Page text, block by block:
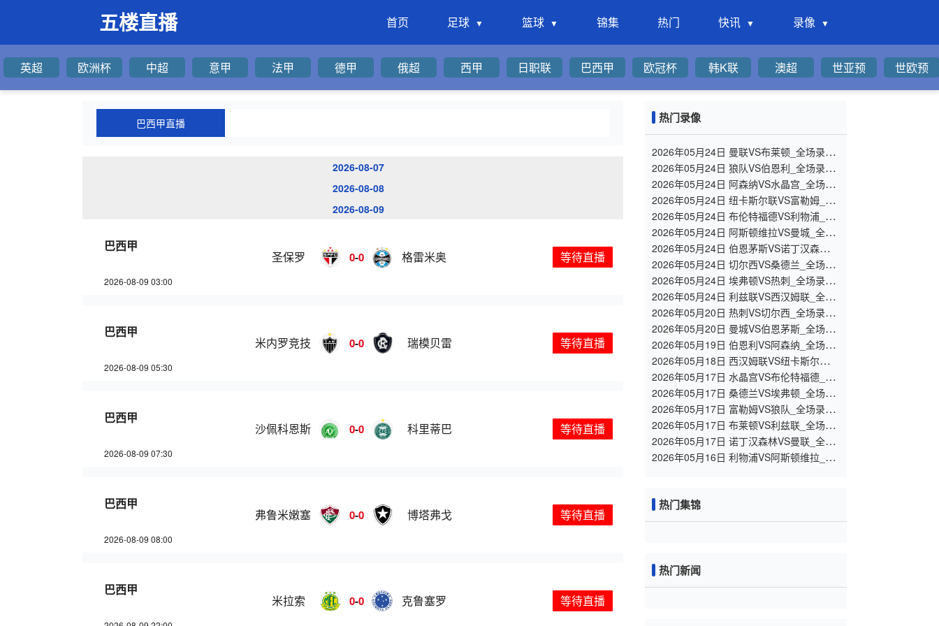
五楼直播 首页 足球 篮球 锦集 热门 快讯 录像
英超 欧洲杯 中超 意甲 法甲 德甲 俄超 西甲 日职联 巴西甲 欧冠杯 韩K联 澳超 世亚预 世欧预
巴西甲直播
2026-08-07
2026-08-08
2026-08-09
巴西甲
2026-08-09 03:00
圣保罗 0-0 格雷米奥 等待直播
巴西甲
2026-08-09 05:30
米内罗竞技 0-0 瑞模贝雷 等待直播
巴西甲
2026-08-09 07:30
沙佩科恩斯 0-0 科里蒂巴 等待直播
巴西甲
2026-08-09 08:00
弗鲁米嫩塞 0-0 博塔弗戈 等待直播
巴西甲
米拉索 0-0 克鲁塞罗 等待直播
热门录像
2026年05月24日 曼联VS布莱顿_全场录像
【高清回放】
2026年05月24日 狼队VS伯恩利_全场录像
【高清回放】
2026年05月24日 阿森纳VS水晶宫_全场录
像【高清回放】
2026年05月24日 纽卡斯尔联VS富勒姆_全
场录像【高清回放】
2026年05月24日 布伦特福德VS利物浦_全
场录像【高清回放】
2026年05月24日 阿斯顿维拉VS曼城_全场
录像【高清回放】
2026年05月24日 伯恩茅斯VS诺丁汉森林_
全场录像【高清回放】
2026年05月24日 切尔西VS桑德兰_全场录
像【高清回放】
2026年05月24日 埃弗顿VS热刺_全场录像
【高清回放】
2026年05月24日 利兹联VS西汉姆联_全场
录像【高清回放】
2026年05月20日 热刺VS切尔西_全场录像
【高清回放】
2026年05月20日 曼城VS伯恩茅斯_全场录
像【高清回放】
2026年05月19日 伯恩利VS阿森纳_全场录
像【高清回放】
2026年05月18日 西汉姆联VS纽卡斯尔联_
全场录像【高清回放】
2026年05月17日 水晶宫VS布伦特福德_全
场录像【高清回放】
2026年05月17日 桑德兰VS埃弗顿_全场录
像【高清回放】
2026年05月17日 富勒姆VS狼队_全场录像
【高清回放】
2026年05月17日 布莱顿VS利兹联_全场录
像【高清回放】
2026年05月17日 诺丁汉森林VS曼联_全场
录像【高清回放】
2026年05月16日 利物浦VS阿斯顿维拉_全
热门集锦
热门新闻